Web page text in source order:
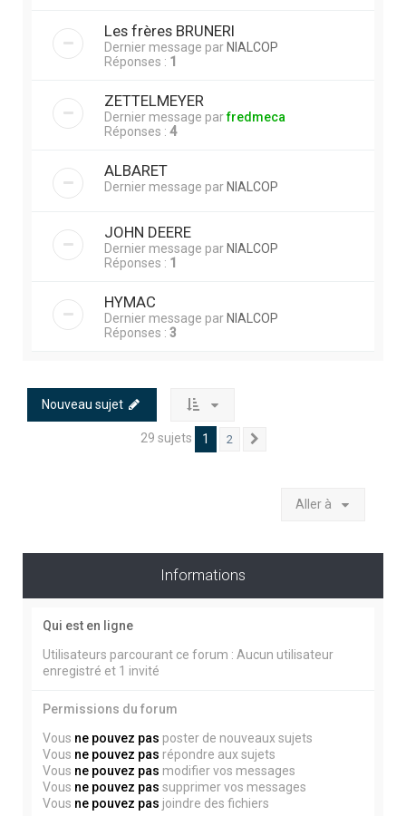
Les frères BRUNERI
Dernier message par NIALCOP
Réponses : 1
ZETTELMEYER
Dernier message parfredmeca
Réponses : 4
ALBARET
Dernier message par NIALCOP
JOHN DEERE
Dernier message par NIALCOP
Réponses : 1
HYMAC
Dernier message par NIALCOP
Réponses : 3
Nouveau sujet
29 sujets 1 2
Aller à
Informations
Qui est en ligne
Utilisateurs parcourant ce forum : Aucun utilisateur
enregistré et 1 invité
Permissions du forum
Vous ne pouvez pas poster de nouveaux sujets
Vous ne pouvez pas répondre aux sujets
Vous ne pouvez pas modifier vos messages
Vous ne pouvez pas supprimer vos messages
Vous ne pouvez pas joindre des fichiers